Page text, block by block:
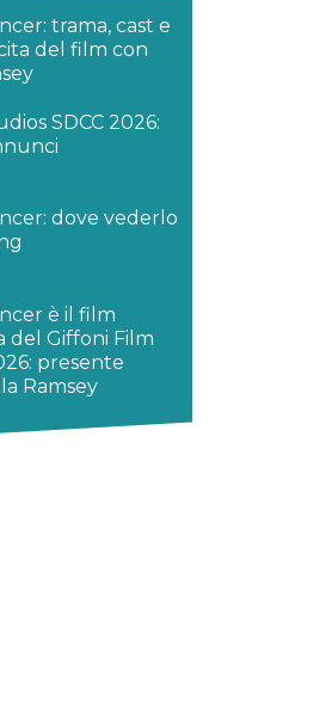
trama, cast e
del film con
SDCC 2026:
dove vederlo
è il film
del Giffoni Film
presente
Ramsey